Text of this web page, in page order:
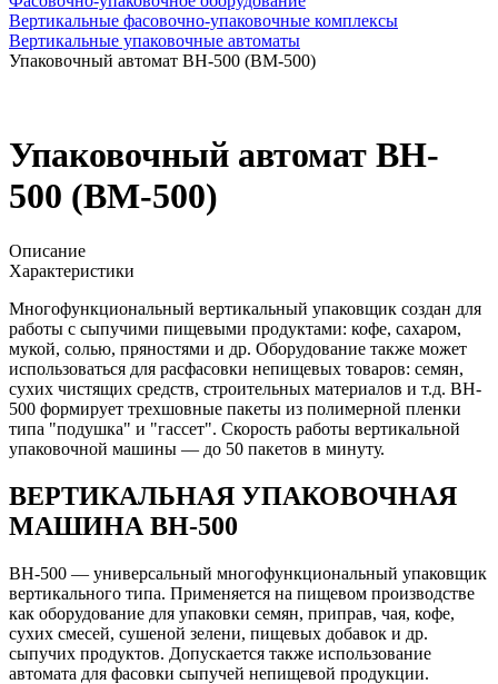
Вертикальные фасовочно-упаковочные комплексы
Вертикальные упаковочные автоматы
Упаковочный автомат BH-500 (BM-500)
Упаковочный автомат BH-
500 (BM-500)
Описание
Характеристики
Многофункциональный вертикальный упаковщик создан для
работы с сыпучими пищевыми продуктами: кофе, сахаром,
мукой, солью, пряностями и др. Оборудование также может
использоваться для расфасовки непищевых товаров: семян,
сухих чистящих средств, строительных материалов и т.д. BH-
500 формирует трехшовные пакеты из полимерной пленки
типа "подушка" и "гассет". Скорость работы вертикальной
упаковочной машины — до 50 пакетов в минуту.
ВЕРТИКАЛЬНАЯ УПАКОВОЧНАЯ
МАШИНА ВН-500
ВН-500 — универсальный многофункциональный упаковщик
вертикального типа. Применяется на пищевом производстве
как оборудование для упаковки семян, приправ, чая, кофе,
сухих смесей, сушеной зелени, пищевых добавок и др.
сыпучих продуктов. Допускается также использование
автомата для фасовки сыпучей непищевой продукции.